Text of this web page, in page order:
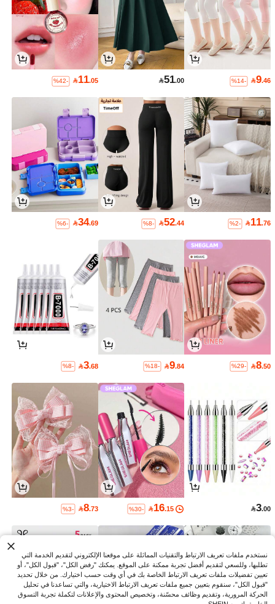
9.46
%14-
51.00
11.05
%42-
11.76
%2-
52.44
%8-
34.69
%6-
8.50
%29-
9.84
%18-
3.68
%8-
3.00
16.15
%30-
8.73
%3-
نستخدم ملفات تعريف الارتباط والتقنيات المماثلة على موقعنا الإلكتروني لتقديم الخدمة التي
تطلبها، وللسعي لتقديم أفضل تجربة ممكنة على الموقع. يمكنك "رفض الكل"، "قبول الكل"، أو
تعيين تفضيلات ملفات تعريف الارتباط الخاصة بك في أي وقت حسب اختيارك. من خلال تحديد
"قبول الكل"، سنقوم بتعيين جميع ملفات تعريف الارتباط الاختيارية، والتي تساعدنا في تحليل
الحركة المرورية، وتقديم وظائف محسّنة، وتخصيص المحتوى والإعلانات لتكملة تجربة التسوق